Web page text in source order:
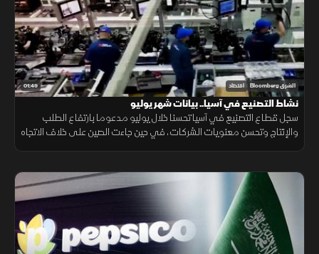
01:49 الشرق Bloomberg اقتصاد
نشاط التصنيع في آسيا.. بيانات شهر يوليو
سجل قطاع التصنيع في آسيا تحسنا خلال يوليو مدعوما بارتفاع الطلب
والإنتاج وتحسن معنويات الشركات، في حين جاءت الصين على خلاف الاتجاه